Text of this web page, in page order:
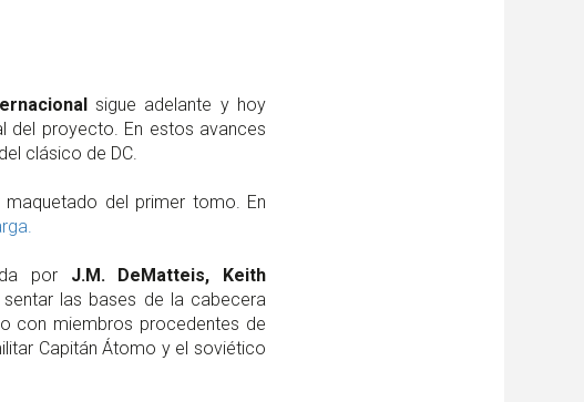
sigue adelante y hoy
del proyecto. En estos avances
clásico de DC.
del primer tomo. En
por J.M. DeMatteis, Keith
las bases de la cabecera
con miembros procedentes de
Capitán Átomo y el soviético